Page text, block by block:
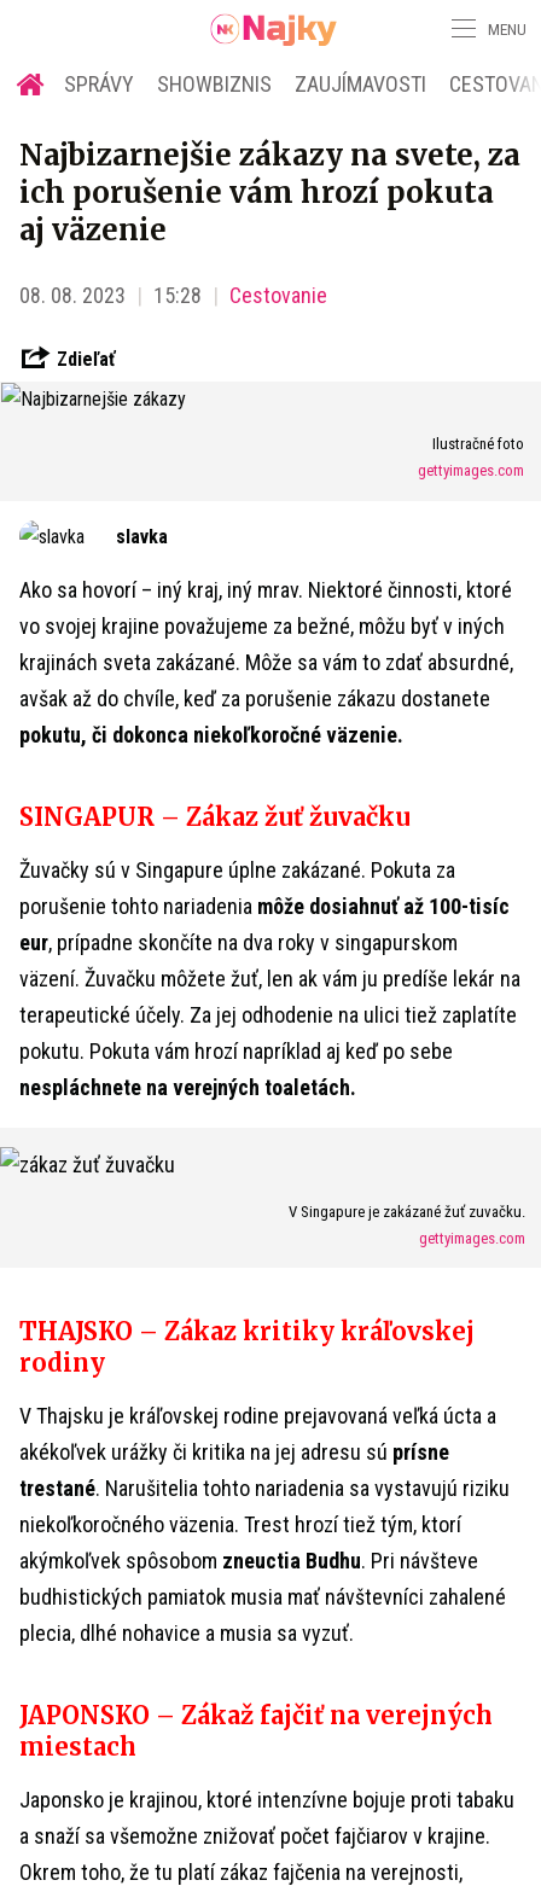
MENU
SPRÁVY SHOWBIZNIS ZAUJÍMAVOSTI
Najbizarnejšie zákazy na svete, za
ich porušenie vám hrozí pokuta
aj väzenie
08. 08. 2023 15:28 Cestovanie
Zdieľať
Ilustračné foto
gettyimages.com
slavka
Ako sa hovorí – iný kraj, iný mrav. Niektoré činnosti, ktoré
vo svojej krajine považujeme za bežné, môžu byť v iných
krajinách sveta zakázané. Môže sa vám to zdať absurdné,
avšak až do chvíle, keď za porušenie zákazu dostanete
pokutu, či dokonca niekoľkoročné väzenie.
SINGAPUR – Zákaz žuť žuvačku
Žuvačky sú v Singapure úplne zakázané. Pokuta za
porušenie tohto nariadenia môže dosiahnuť až 100-tisíc
eur, prípadne skončíte na dva roky v singapurskom
väzení. Žuvačku môžete žuť, len ak vám ju predíše lekár na
terapeutické účely. Za jej odhodenie na ulici tiež zaplatíte
pokutu. Pokuta vám hrozí napríklad aj keď po sebe
nespláchnete na verejných toaletách.
V Singapure je zakázané žuť zuvačku.
gettyimages.com
THAJSKO – Zákaz kritiky kráľovskej
rodiny
V Thajsku je kráľovskej rodine prejavovaná veľká úcta a
akékoľvek urážky či kritika na jej adresu sú prísne
trestané. Narušitelia tohto nariadenia sa vystavujú riziku
niekoľkoročného väzenia. Trest hrozí tiež tým, ktorí
akýmkoľvek spôsobom zneuctia Budhu. Pri návšteve
budhistických pamiatok musia mať návštevníci zahalené
plecia, dlhé nohavice a musia sa vyzuť.
JAPONSKO – Zákaž fajčiť na verejných
miestach
Japonsko je krajinou, ktoré intenzívne bojuje proti tabaku
a snaží sa všemožne znižovať počet fajčiarov v krajine.
Okrem toho, že tu platí zákaz fajčenia na verejnosti,